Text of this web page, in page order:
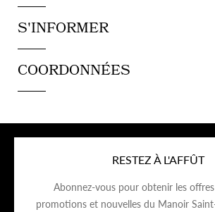
S'INFORMER
COORDONNÉES
RESTEZ À L'AFFÛT
Abonnez-vous pour obtenir les
promotions et nouvelles du Manoir